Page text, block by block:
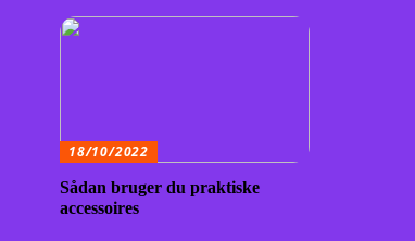
18/10/2022
Sådan bruger du praktiske
accessoires